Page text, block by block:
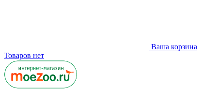
Ваша корзина
Товаров нет